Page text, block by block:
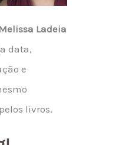
Ladeia
data,
e
livros.